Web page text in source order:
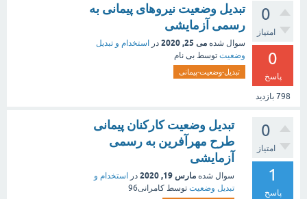
0
امتیاز
0
پاسخ
798 بازدید
تبدیل وضعیت نیروهای پیمانی به
رسمی آزمایشی
سوال شده می 25, 2020 در استخدام و تبدیل
وضعیت توسط بی نام
تبدیل-وضعیت-پیمانی
0
امتیاز
1
پاسخ
تبدیل وضعیت کارکنان پیمانی
طرح مهرآفرین به رسمی
آزمایشی
سوال شده مارس 19, 2020 در استخدام و
تبدیل وضعیت توسط کامرانی96